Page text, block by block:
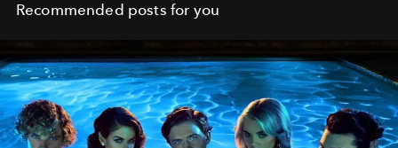
Recommended posts for you